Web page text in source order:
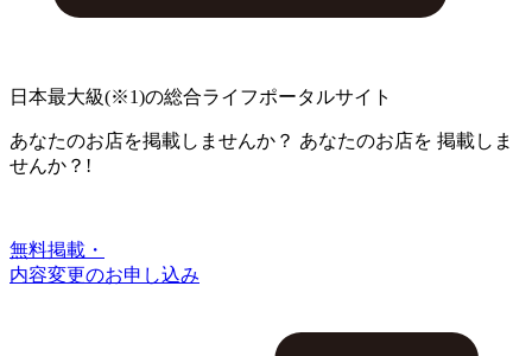
日本最大級(※1)の総合ライフポータルサイト
あなたのお店を掲載しませんか？ あなたのお店を 掲載しま
せんか？!
無料掲載・
内容変更のお申し込み